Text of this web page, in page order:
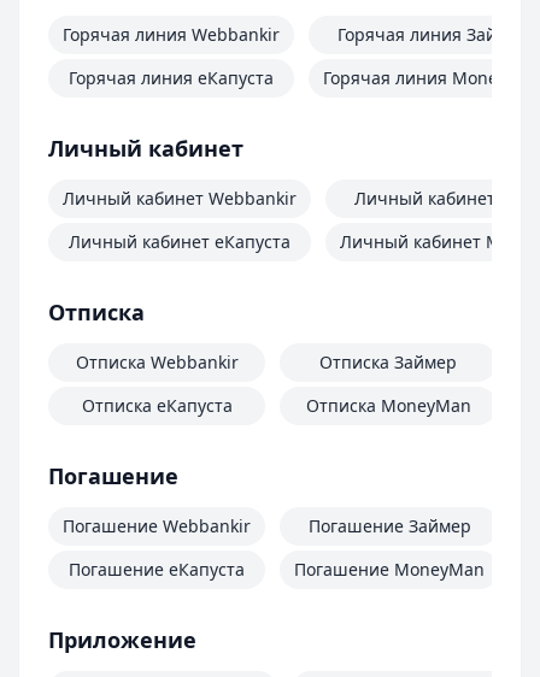
Горячая линия Webbankir
Горячая линия еКапуста
Горячая линия Займер
Горячая линия
Личный кабинет
Личный кабинет Webbankir
Личный кабинет еКапуста
Личный кабинет
Личный кабинет
Отписка
Отписка Webbankir
Отписка еКапуста
Отписка Займер
Отписка MoneyMan
Погашение
Погашение Webbankir
Погашение еКапуста
Погашение Займер
Погашение MoneyMan
Приложение